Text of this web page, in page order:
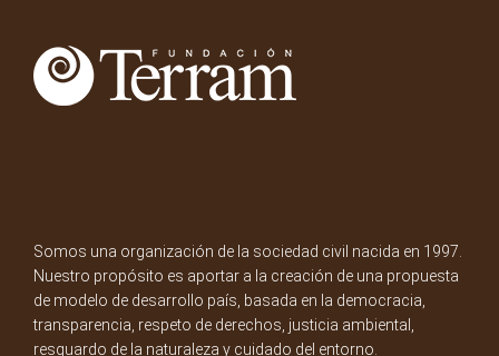
Somos una organización de la sociedad civil nacida en 1997.
Nuestro propósito es aportar a la creación de una propuesta
de modelo de desarrollo país, basada en la democracia,
transparencia, respeto de derechos, justicia ambiental,
resguardo de la naturaleza y cuidado del entorno.